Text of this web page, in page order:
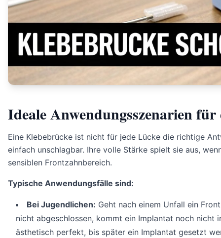
Ideale Anwendungsszenarien
Eine Klebebrücke ist nicht für jede Lücke die richtige
einfach unschlagbar. Ihre volle Stärke spielt sie aus,
sensiblen Frontzahnbereich.
Typische Anwendungsfälle sind:
Bei Jugendlichen: Geht nach einem Unfall ein
nicht abgeschlossen, kommt ein Implantat noch nicht
ästhetisch perfekt, bis später ein Implantat gesetzt